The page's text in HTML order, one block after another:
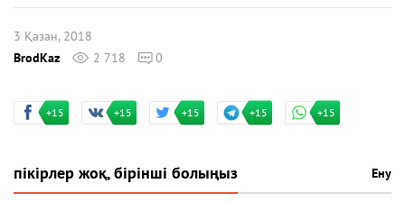
3 Қазан, 2018
BrodKaz
2 718 0
+15 +15 +15 +15 +15
пікірлер жоқ, бірінші болыңыз Ену